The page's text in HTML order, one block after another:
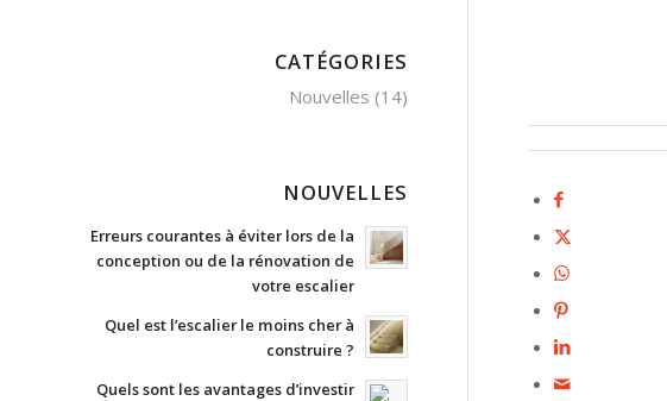
CATÉGORIES
Nouvelles (14)
NOUVELLES
Erreurs courantes à éviter lors de la
conception ou de la rénovation de
votre escalier
Quel est l’escalier le moins cher à
construire ?
Quels sont les avantages d’investir